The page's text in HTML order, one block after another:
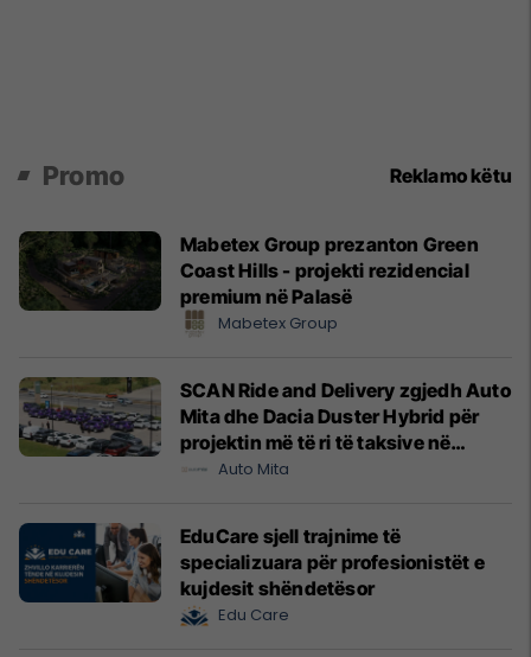
Promo Reklamo këtu
Mabetex Group prezanton Green
Coast Hills - projekti rezidencial
premium në Palasë
Mabetex Group
SCAN Ride and Delivery zgjedh Auto
Mita dhe Dacia Duster Hybrid për
projektin më të ri të taksive në
Prishtinë
Auto Mita
EduCare sjell trajnime të
specializuara për profesionistët e
kujdesit shëndetësor
Edu Care